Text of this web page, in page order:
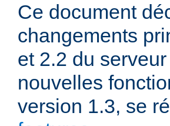
Ce document
changements
et 2.2 du
nouvelles
version 1.3, se